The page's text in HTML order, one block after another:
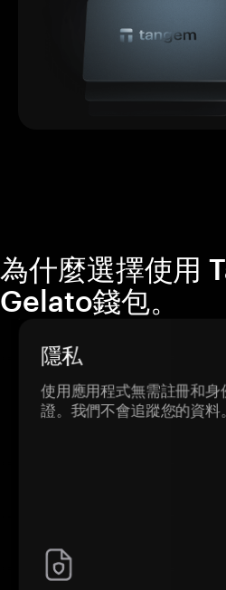
為什麼選擇使用
Gelato錢包。
隱私
使用應用程式無需註冊和身
證。我們不會追蹤您的資料。